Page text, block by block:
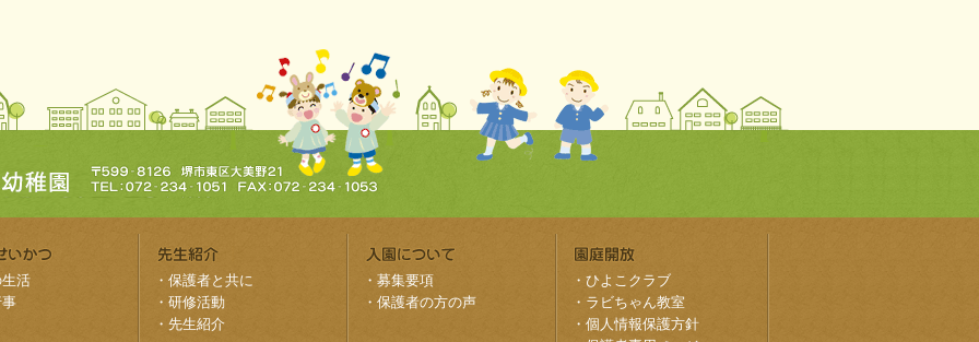
活
・ 保護者と共に
・ 研修活動
・ 先生紹介
・ 募集要項
・ 保護者の方の声
・ ひよこクラブ
・ ラビちゃん教室
・ 個人情報保護方針